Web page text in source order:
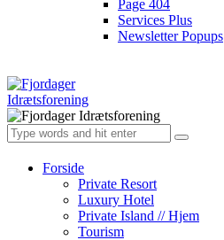
Page 404
Services Plus
Newsletter Popups
Forside
Private Resort
Luxury Hotel
Private Island // Hjem
Tourism